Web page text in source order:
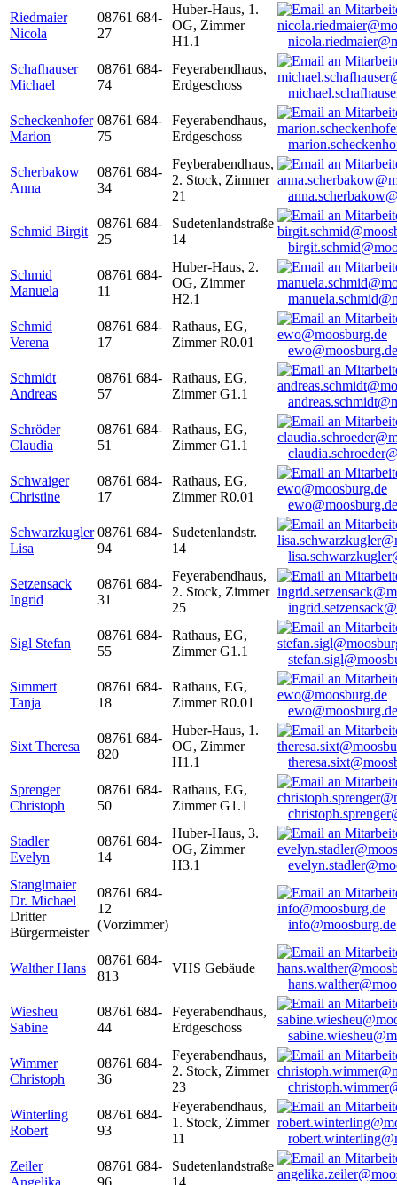
Riedmaier
Nicola
08761 684-
27
Huber-Haus, 1.
OG, Zimmer
H1.1
Schafhauser
Michael
08761 684-
74
Feyerabendhaus,
Erdgeschoss
Scheckenhofer
Marion
08761 684-
75
Feyerabendhaus,
Erdgeschoss
Scherbakow
Anna
08761 684-
34
Feyberabendhaus,
2. Stock, Zimmer
21
Schmid Birgit
08761 684-
25
Sudetenlandstraße
14
Schmid
Manuela
08761 684-
11
Huber-Haus, 2.
OG, Zimmer
H2.1
Schmid
Verena
08761 684-
17
Rathaus, EG,
Zimmer R0.01
ewo@moosburg.de
Schmidt
Andreas
08761 684-
57
Rathaus, EG,
Zimmer G1.1
Schröder
Claudia
08761 684-
51
Rathaus, EG,
Zimmer G1.1
Schwaiger
Christine
08761 684-
17
Rathaus, EG,
Zimmer R0.01
ewo@moosburg.de
Schwarzkugler
Lisa
08761 684-
94
Sudetenlandstr.
14
Setzensack
Ingrid
08761 684-
31
Feyerabendhaus,
2. Stock, Zimmer
25
Sigl Stefan
08761 684-
55
Rathaus, EG,
Zimmer G1.1
Simmert
Tanja
08761 684-
18
Rathaus, EG,
Zimmer R0.01
ewo@moosburg.de
Sixt Theresa
08761 684-
820
Huber-Haus, 1.
OG, Zimmer
H1.1
Sprenger
Christoph
08761 684-
50
Rathaus, EG,
Zimmer G1.1
Stadler
Evelyn
08761 684-
14
Huber-Haus, 3.
OG, Zimmer
H3.1
Stanglmaier
Dr. Michael
Dritter
Bürgermeister
08761 684-
12
(Vorzimmer)
info@moosburg.de
Walther Hans
08761 684-
813
VHS Gebäude
Wiesheu
Sabine
08761 684-
44
Feyerabendhaus,
Erdgeschoss
Wimmer
Christoph
08761 684-
36
Feyerabendhaus,
2. Stock, Zimmer
23
Winterling
Robert
08761 684-
93
Feyerabendhaus,
1. Stock, Zimmer
11
Zeiler
Angelika
08761 684-
96
Sudetenlandstraße
14